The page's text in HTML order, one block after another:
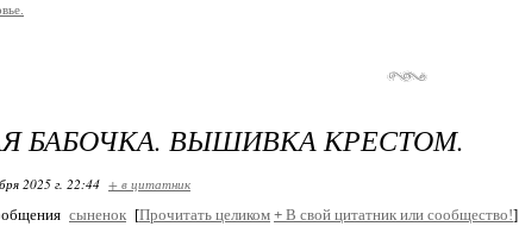
БАБОЧКА. ВЫШИВКА КРЕСТОМ.
2025 г. 22:44 + в цитатник
сыненок [Прочитать целиком + В свой цитатник или сообщество!]